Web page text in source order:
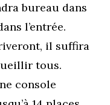
bureau dans
l’entrée.
il suffira
tous.
console